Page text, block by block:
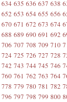
634 635 636 637 638
652 653 654 655 656
670 671 672 673 674
688 689 690 691 692
706 707 708 709 710
724 725 726 727 728
742 743 744 745 746
760 761 762 763 764
778 779 780 781 782
796 797 798 799 800